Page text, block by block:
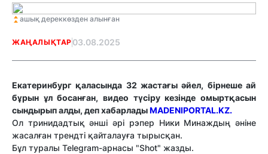
ашық дереккөзден алынған
ЖАҢАЛЫҚТАР 03.08.2025
Екатеринбург қаласында 32 жастағы әйел, бірнеше ай
бұрын ұл босанған, видео түсіру кезінде омыртқасын
сындырып алды, деп хабарладыMADENIPORTAL.KZ.
Ол тринидадтық әнші әрі рэпер Ники Минаждың әніне
жасалған трендті қайталауға тырысқан.
Бұл туралы Telegram-арнасы "Shot" жазды.